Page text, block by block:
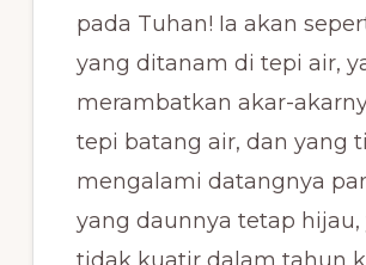
pada Tuhan! Ia akan
yang ditanam di tepi air,
merambatkan akar-
tepi batang air, dan yang
mengalami datangnya
yang daunnya tetap hijau,